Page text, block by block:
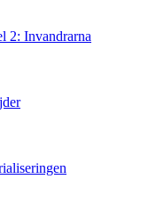
2: Invandrarna